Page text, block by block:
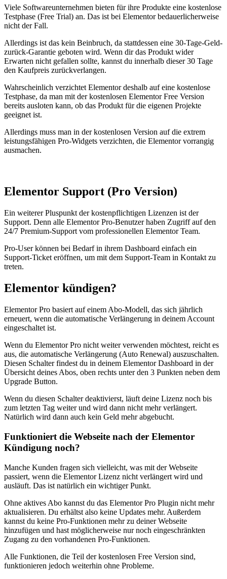
Viele Softwareunternehmen bieten für ihre Produkte eine kostenlose
Testphase (Free Trial) an. Das ist bei Elementor bedauerlicherweise
nicht der Fall.
Allerdings ist das kein Beinbruch, da stattdessen eine 30-Tage-Geld-
zurück-Garantie geboten wird. Wenn dir das Produkt wider
Erwarten nicht gefallen sollte, kannst du innerhalb dieser 30 Tage
den Kaufpreis zurückverlangen.
Wahrscheinlich verzichtet Elementor deshalb auf eine kostenlose
Testphase, da man mit der kostenlosen Elementor Free Version
bereits ausloten kann, ob das Produkt für die eigenen Projekte
geeignet ist.
Allerdings muss man in der kostenlosen Version auf die extrem
leistungsfähigen Pro-Widgets verzichten, die Elementor vorrangig
ausmachen.
Elementor Support (Pro Version)
Ein weiterer Pluspunkt der kostenpflichtigen Lizenzen ist der
Support. Denn alle Elementor Pro-Benutzer haben Zugriff auf den
24/7 Premium-Support vom professionellen Elementor Team.
Pro-User können bei Bedarf in ihrem Dashboard einfach ein
Support-Ticket eröffnen, um mit dem Support-Team in Kontakt zu
treten.
Elementor kündigen?
Elementor Pro basiert auf einem Abo-Modell, das sich jährlich
erneuert, wenn die automatische Verlängerung in deinem Account
eingeschaltet ist.
Wenn du Elementor Pro nicht weiter verwenden möchtest, reicht es
aus, die automatische Verlängerung (Auto Renewal) auszuschalten.
Diesen Schalter findest du in deinem Elementor Dashboard in der
Übersicht deines Abos, oben rechts unter den 3 Punkten neben dem
Upgrade Button.
Wenn du diesen Schalter deaktivierst, läuft deine Lizenz noch bis
zum letzten Tag weiter und wird dann nicht mehr verlängert.
Natürlich wird dann auch kein Geld mehr abgebucht.
Funktioniert die Webseite nach der Elementor
Kündigung noch?
Manche Kunden fragen sich vielleicht, was mit der Webseite
passiert, wenn die Elementor Lizenz nicht verlängert wird und
ausläuft. Das ist natürlich ein wichtiger Punkt.
Ohne aktives Abo kannst du das Elementor Pro Plugin nicht mehr
aktualisieren. Du erhältst also keine Updates mehr. Außerdem
kannst du keine Pro-Funktionen mehr zu deiner Webseite
hinzufügen und hast möglicherweise nur noch eingeschränkten
Zugang zu den vorhandenen Pro-Funktionen.
Alle Funktionen, die Teil der kostenlosen Free Version sind,
funktionieren jedoch weiterhin ohne Probleme.